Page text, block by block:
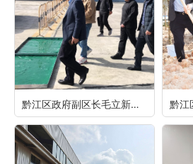
黔江区政府副区长毛立新率区政府办一级调研员庞友文、区环保执法支队长徐华章等到重庆69畜牧调研